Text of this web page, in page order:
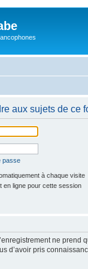
aux sujets de ce
passe
à chaque visite
en ligne pour cette session
ne
d’avoir pris